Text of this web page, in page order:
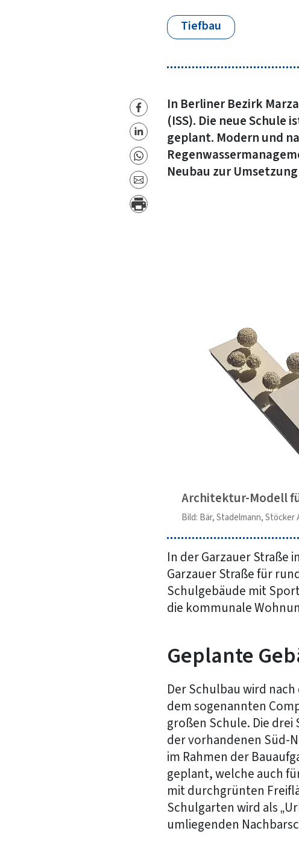
Tiefbau
In Berliner Bezirk
(ISS). Die neue
geplant. Modern und
Neubau zur
Architektur-Modell
Bild: Bär, Stadelmann,
In der Garzauer Straße
Garzauer Straße für
Schulgebäude mit
die kommunale
Geplante
Der Schulbau wird
dem sogenannten
großen Schule. Die
der vorhandenen Süd-
im Rahmen der
geplant, welche auch
mit durchgrünten
Schulgarten wird als
umliegenden